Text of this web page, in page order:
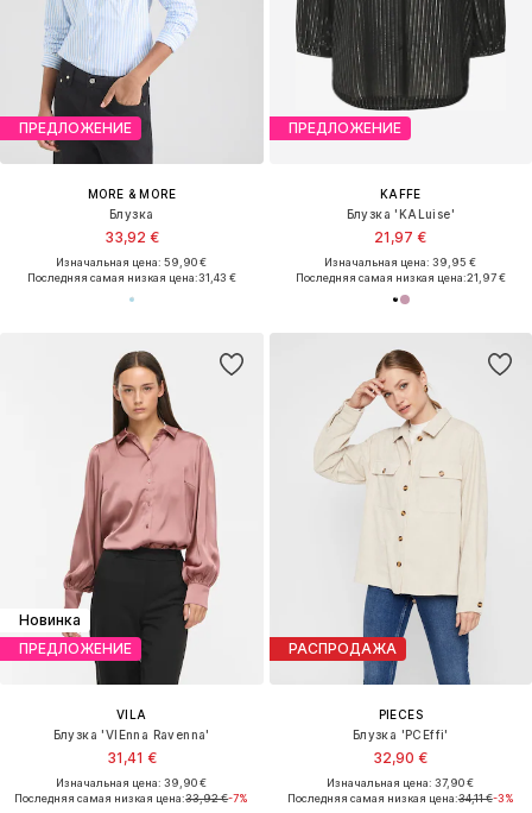
ПРЕДЛОЖЕНИЕ
MORE & MORE
Блузка
33,92 €
Изначальная цена: 59,90 €
Последняя самая низкая цена:31,43 €
ПРЕДЛОЖЕНИЕ
KAFFE
Блузка 'KALuise'
21,97 €
Изначальная цена: 39,95 €
Последняя самая низкая цена:21,97 €
Новинка
ПРЕДЛОЖЕНИЕ
VILA
Блузка 'VIEnna Ravenna'
31,41 €
Изначальная цена: 39,90 €
Последняя самая низкая цена:33,92 €-7%
РАСПРОДАЖА
PIECES
Блузка 'PCEffi'
32,90 €
Изначальная цена: 37,90 €
Последняя самая низкая цена:34,11 €-3%